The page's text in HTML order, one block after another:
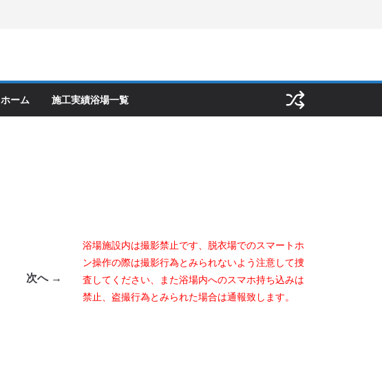
ホーム 施工実績浴場一覧
次へ →
浴場施設内は撮影禁止です、脱衣場でのスマートホ
ン操作の際は撮影行為とみられないよう注意して捜
査してください、また浴場内へのスマホ持ち込みは
禁止、盗撮行為とみられた場合は通報致します。